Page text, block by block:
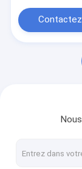
Nouvelles
Demandez
Contactez